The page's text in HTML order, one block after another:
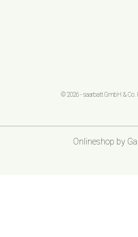
© 2026 - saarbatt GmbH &
Onlineshop by